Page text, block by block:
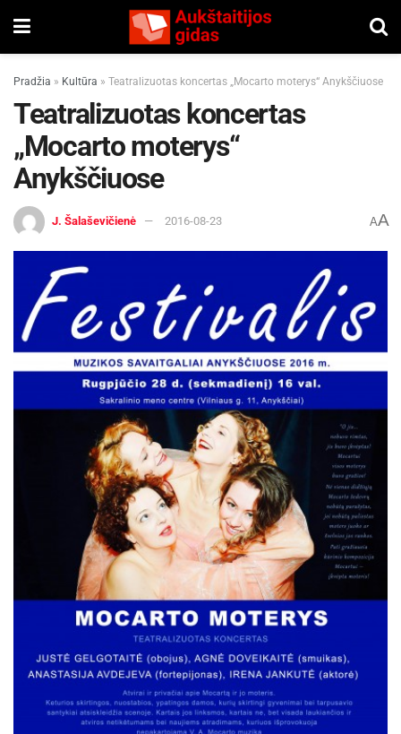
Pradžia » Kultūra » Teatralizuotas koncertas „Mocarto moterys“ Anykščiuose
Teatralizuotas koncertas
„Mocarto moterys“
Anykščiuose
J. Šalaševičienė 2016-08-23 AA